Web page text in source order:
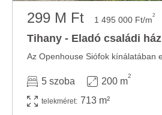
299 M Ft 1 495 000 Ft/m2
Tihany - Eladó családi ház
5 szoba 200 m
2
telekméret: 713 m²